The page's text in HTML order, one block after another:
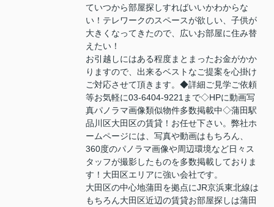
ていつから部屋探しすればいいかわからな
い！テレワークのスペースが欲しい、子供が
大きくなってきたので、広いお部屋に住み替
えたい！
お引越しにはある程度まとまったお金がかか
りますので、出来るベストなご提案を心掛け
ご対応させて頂きます。◆詳細ご見学ご依頼
等お気軽に03-6404-9221まで◇HPに動画写
真パノラマ画像類似物件多数掲載中◇蒲田駅
品川区大田区の賃貸！お任せ下さい。弊社ホ
ームページには、写真や動画はもちろん、
360度のパノラマ画像や周辺環境など日々ス
タッフが撮影したものを多数掲載しておりま
す！大田区エリアに強い会社です。
大田区の中心地蒲田を拠点にJR京浜東北線は
もちろん大田区近辺の賃貸お部屋探しは蒲田